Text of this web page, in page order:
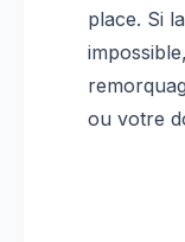
place. Si
ou votre